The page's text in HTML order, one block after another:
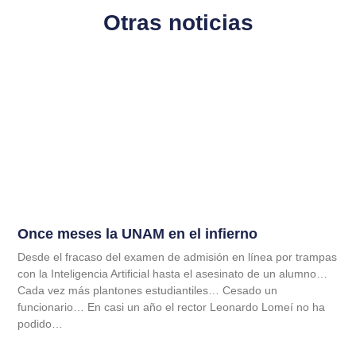
Otras noticias
Once meses la UNAM en el infierno
Desde el fracaso del examen de admisión en línea por trampas
con la Inteligencia Artificial hasta el asesinato de un alumno…
Cada vez más plantones estudiantiles… Cesado un
funcionario… En casi un año el rector Leonardo Lomeí no ha
podido…